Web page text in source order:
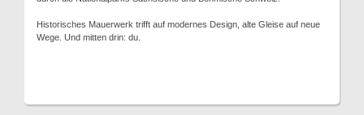
Historisches Mauerwerk trifft auf modernes Design, alte Gleise auf neue
Wege. Und mitten drin: du.